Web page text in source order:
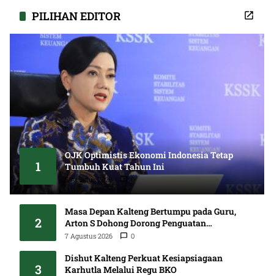
PILIHAN EDITOR
1
OJK Optimistis Ekonomi Indonesia Tetap
Tumbuh Kuat Tahun Ini
5 Agustus 2026 0
2
Masa Depan Kalteng Bertumpu pada Guru,
Arton S Dohong Dorong Penguatan
Pendidikan
7 Agustus 2026 0
3
Dishut Kalteng Perkuat Kesiapsiagaan
Karhutla Melalui Regu BKO